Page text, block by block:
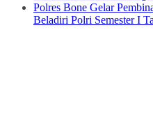
Polres Bone Gelar
Beladiri Polri Semester I